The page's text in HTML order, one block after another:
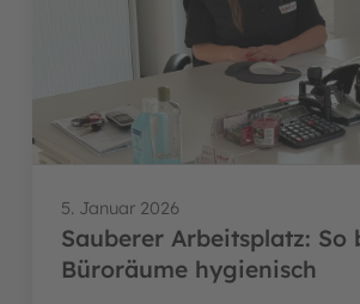
5. Januar 2026
Sauberer Arbeitsplatz:
Büroräume hygienisch